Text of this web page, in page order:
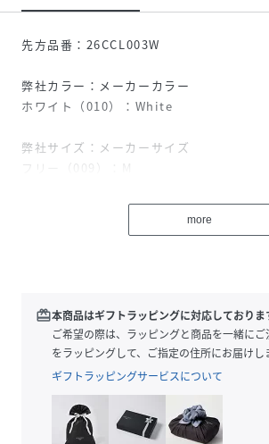
先方品番：26CCL003W
弊社カラー：メーカーカラー
ホワイト（010）：White
弊社サイズ：メーカーサイズ
フリー（009）：M
1980年代のコカ・コーラのデザインTシャ
製品洗い（ウォッシュアウト加工）を施
イントです。
【GOODROCKSPEED/グッドロックスピ
2010年に誕生したカットソーブランド。
アメカジテイストのグラフィックや、ヴィ
風合い、着古されたヴィンテージ感があ
か『イマ』っぽい。
more
redeem本商品はギフトラッピングに対応しておりま
ご希望の際は、ラッピングと商品を一緒に
をラッピングして、ご指定の住所にお届けし
ギフトラッピングサービスについて